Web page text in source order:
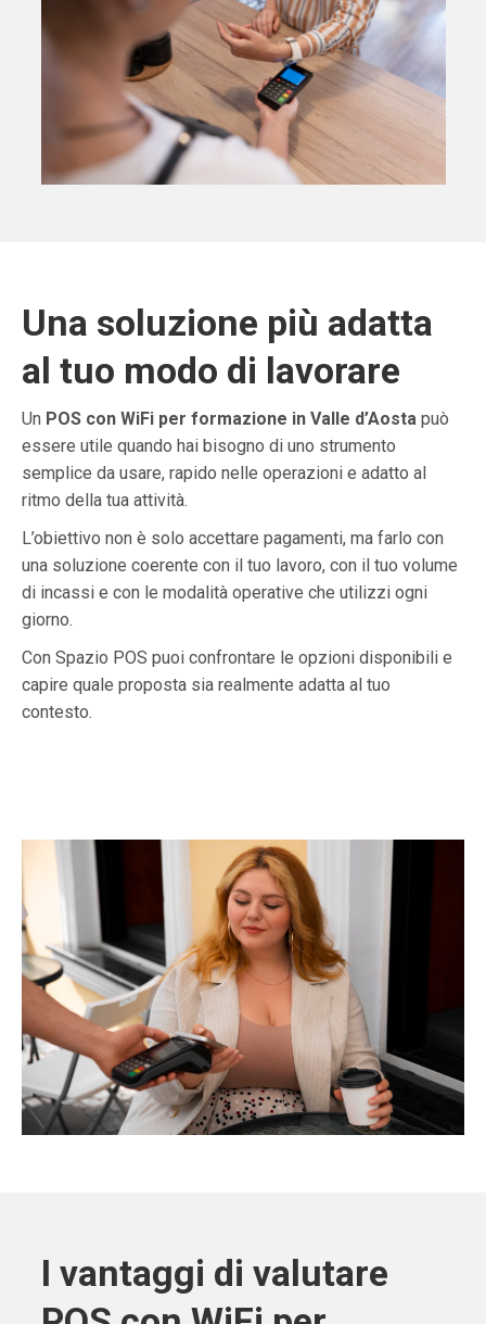
Una soluzione più adatta
al tuo modo di lavorare
Un POS con WiFi per formazione in Valle d’Aosta può
essere utile quando hai bisogno di uno strumento
semplice da usare, rapido nelle operazioni e adatto al
ritmo della tua attività.
L’obiettivo non è solo accettare pagamenti, ma farlo con
una soluzione coerente con il tuo lavoro, con il tuo volume
di incassi e con le modalità operative che utilizzi ogni
giorno.
Con Spazio POS puoi confrontare le opzioni disponibili e
capire quale proposta sia realmente adatta al tuo
contesto.
I vantaggi di valutare